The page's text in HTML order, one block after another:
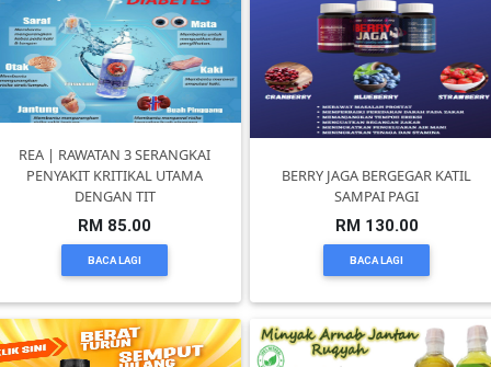
REA | RAWATAN 3 SERANGKAI
PENYAKIT KRITIKAL UTAMA
DENGAN TIT
RM 85.00
BACA LAGI
BERRY JAGA BERGEGAR KATIL
SAMPAI PAGI
RM 130.00
BACA LAGI
ELEKTRONIK(5)
SUKAN/HOBI(2)
PERCUTIAN
PELANCONGAN(1)
RUMAH
&
BARANG
PERIBADI(4)